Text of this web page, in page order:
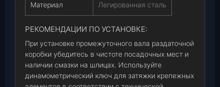
Материал Легированная сталь
РЕКОМЕНДАЦИИ ПО УСТАНОВКЕ:
При установке промежуточного вала раздаточной
коробки убедитесь в чистоте посадочных мест и
наличии смазки на шлицах. Используйте
динамометрический ключ для затяжки крепежных